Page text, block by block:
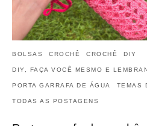
BOLSAS CROCHÊ CROCHÊ DIY
DIY, FAÇA VOCÊ MESMO E
PORTA GARRAFA DE ÁGUA TEMAS
TODAS AS POSTAGENS